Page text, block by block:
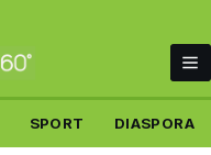
SPORT DIASPORA